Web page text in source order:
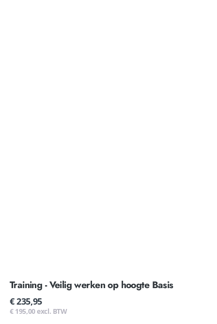
Training - Veilig werken op hoogte Basis
Normale
prijs
€ 235,95
€ 195,00 excl. BTW